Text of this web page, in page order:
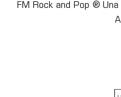
FM Rock and Pop ®